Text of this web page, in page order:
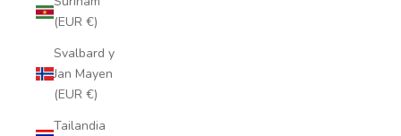
(EUR €)
Svalbard y
Jan Mayen
(EUR €)
Tailandia